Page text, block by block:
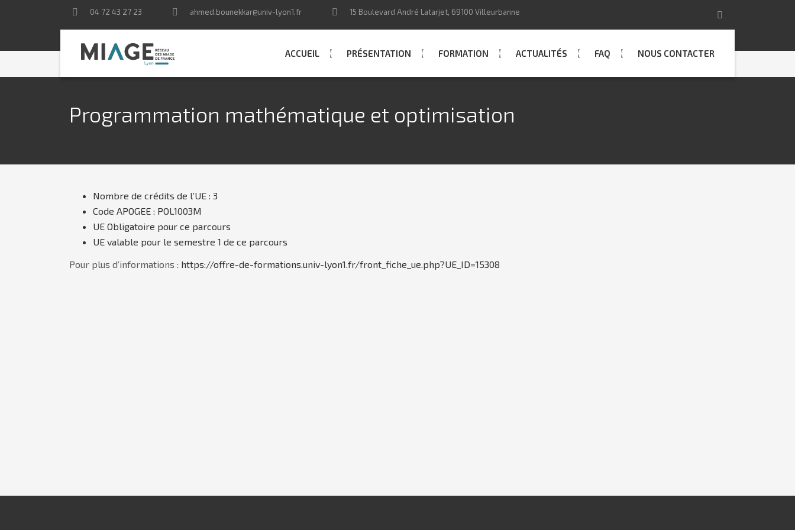
04 72 43 27 23 ahmed.bounekkar@univ-lyon1.fr 15 Boulevard André Latarjet, 69100 Villeurbanne
ACCUEIL PRÉSENTATION FORMATION ACTUALITÉS FAQ NOUS CONTACTER
Programmation mathématique et optimisation
Nombre de crédits de l’UE : 3
Code APOGEE : POL1003M
UE Obligatoire pour ce parcours
UE valable pour le semestre 1 de ce parcours
Pour plus d’informations : https://offre-de-formations.univ-lyon1.fr/front_fiche_ue.php?UE_ID=15308